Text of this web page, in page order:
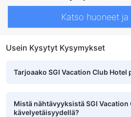
Katso huoneet ja
Usein Kysytyt Kysymykset
Tarjoaako SGI Vacation Club Hotel
Mistä nähtävyyksistä SGI Vacation
kävelyetäisyydellä?